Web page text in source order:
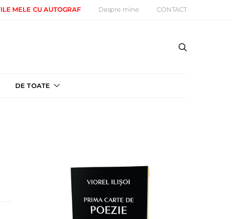
MELE CU AUTOGRAF Despre mine CONTACT
DE TOATE